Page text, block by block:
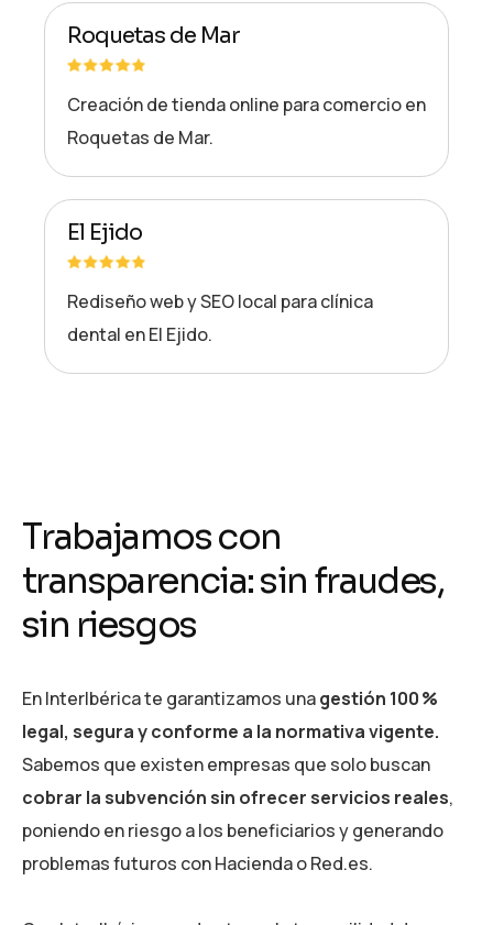
Roquetas de Mar
Creación de tienda online para comercio en
Roquetas de Mar.
El Ejido
Rediseño web y SEO local para clínica
dental en El Ejido.
Trabajamoscon
transparencia:sin fraudes,
sin riesgos
En InterIbérica te garantizamos unagestión 100 %
legal, segura y conforme a la normativa vigente.
Sabemos que existen empresas que solo buscan
cobrar la subvención sin ofrecer servicios reales,
poniendo en riesgo a los beneficiarios y generando
problemas futuros con Hacienda o Red.es.